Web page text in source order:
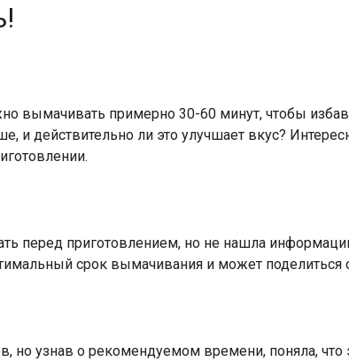
вымачивать примерно 30-60 минут, чтобы
и действительно ли это улучшает вкус?
перед приготовлением, но не нашла
срок вымачивания и может поделиться
но узнав о рекомендуемом времени, поняла, что